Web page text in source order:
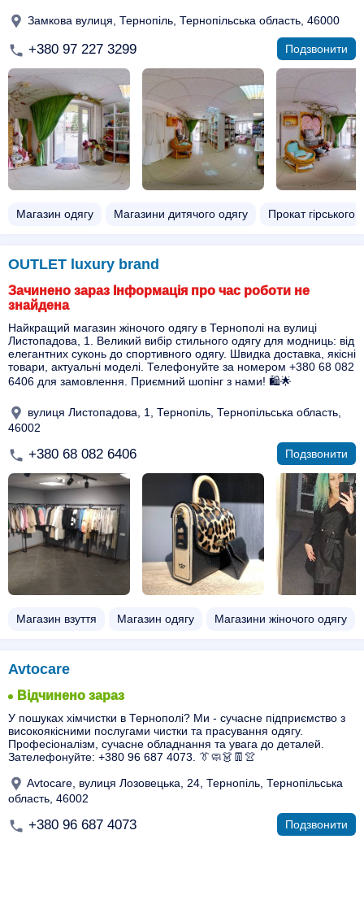
Замкова вулиця, Тернопіль, Тернопільська область, 46000
+380 97 227 3299 Подзвонити
Магазин одягу Магазини дитячого одягу Прокат гірського
OUTLET luxury brand
Зачинено зараз Інформація про час роботи не
знайдена
Найкращий магазин жіночого одягу в Тернополі на вулиці
Листопадова, 1. Великий вибір стильного одягу для модниць: від
елегантних суконь до спортивного одягу. Швидка доставка, якісні
товари, актуальні моделі. Телефонуйте за номером +380 68 082
6406 для замовлення. Приємний шопінг з нами! 🛍️🌟
вулиця Листопадова, 1, Тернопіль, Тернопільська область,
46002
+380 68 082 6406 Подзвонити
Магазин взуття Магазин одягу Магазини жіночого одягу
Avtocare
Відчинено зараз
У пошуках хімчистки в Тернополі? Ми - сучасне підприємство з
високоякісними послугами чистки та прасування одягу.
Професіоналізм, сучасне обладнання та увага до деталей.
Зателефонуйте: +380 96 687 4073. 👔🧼👗👖👚
Avtocare, вулиця Лозовецька, 24, Тернопіль, Тернопільська
область, 46002
+380 96 687 4073 Подзвонити